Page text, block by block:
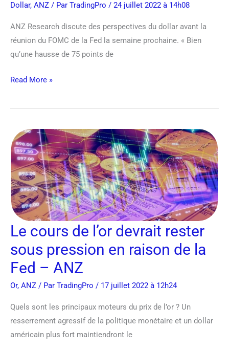
Dollar, ANZ / Par TradingPro / 24 juillet 2022 à 14h08
ANZ Research discute des perspectives du dollar avant la
réunion du FOMC de la Fed la semaine prochaine. « Bien
qu’une hausse de 75 points de
Read More »
Le cours de l’or devrait rester
sous pression en raison de la
Fed – ANZ
Or, ANZ / Par TradingPro / 17 juillet 2022 à 12h24
Quels sont les principaux moteurs du prix de l’or ? Un
resserrement agressif de la politique monétaire et un dollar
américain plus fort maintiendront le
Le
cours
de
l’or
devrait
rester
sous
pression
en
de
la